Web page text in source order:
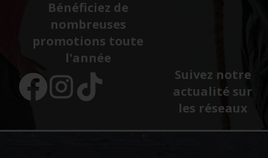
Bénéficiez de
nombreuses
promotions toute
l'année
Suivez notre
actualité sur
les réseaux